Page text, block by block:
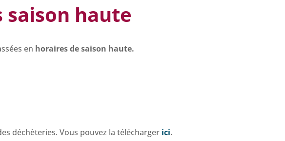
saison haute
en horaires de saison haute.
déchèteries. Vous pouvez la télécharger ici.